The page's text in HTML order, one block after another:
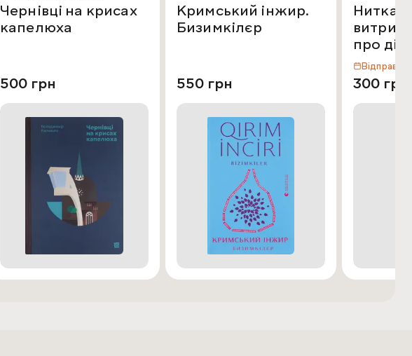
Чернівці на крисах
капелюха
500 грн
Кримський інжир.
Бизимкілєр
550 грн
Нитка,
про
Відправка:
300 грн